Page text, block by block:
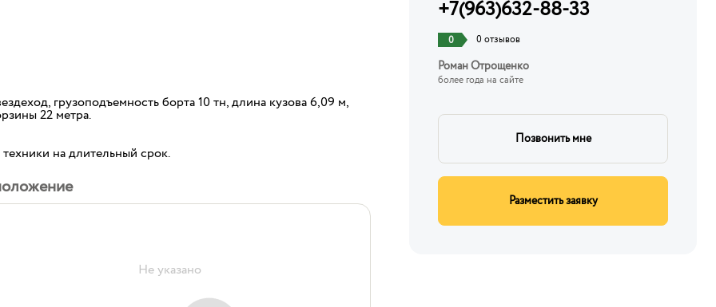
грузоподъемность борта 10 тн, длина кузова 6,09 м,
22 метра.
на длительный срок.
Не указано
+7(963)632-88-33
0 0 отзывов
Роман Отрощенко
более года на сайте
Позвонить мне
Разместить заявку